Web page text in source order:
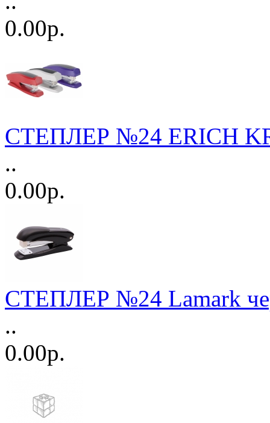
0.00р.
СТЕПЛЕР №24 ERICH
..
0.00р.
СТЕПЛЕР №24 Lamark
..
0.00р.